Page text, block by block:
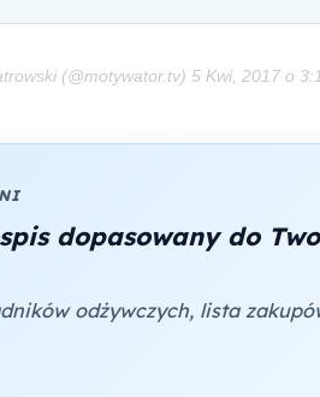
(@motywator.tv) 5 Kwi, 2017 o
dopasowany do
odżywczych, lista